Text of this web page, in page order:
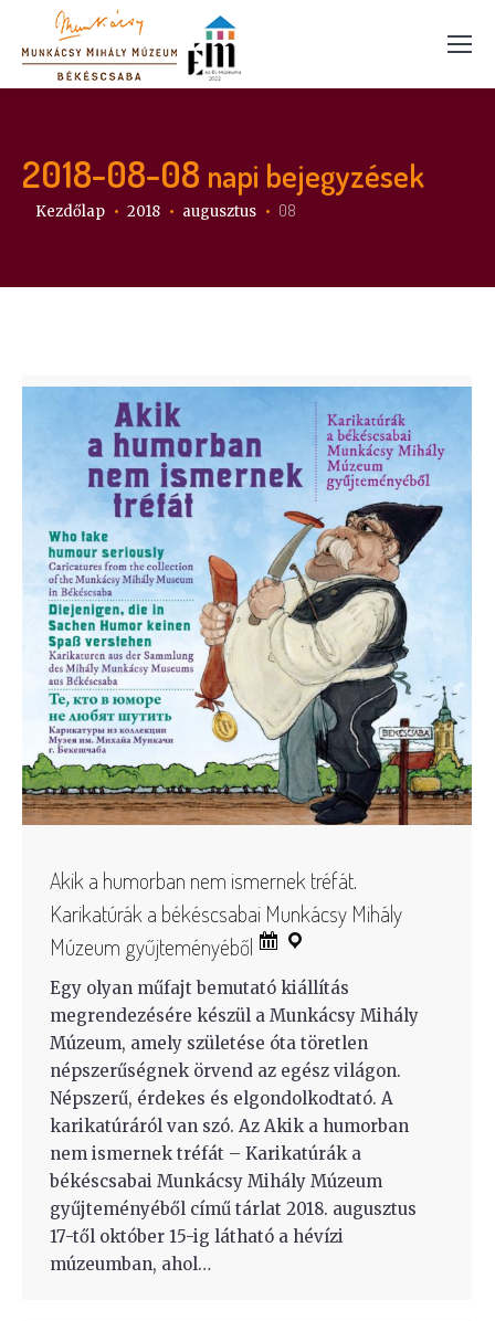
2018-08-08 napi bejegyzések
Itt vagy:
Kezdőlap 2018 augusztus 08
Akik a humorban nem ismernek tréfát.
Karikatúrák a békéscsabai Munkácsy Mihály
Múzeum gyűjteményéből
Egy olyan műfajt bemutató kiállítás
megrendezésére készül a Munkácsy Mihály
Múzeum, amely születése óta töretlen
népszerűségnek örvend az egész világon.
Népszerű, érdekes és elgondolkodtató. A
karikatúráról van szó. Az Akik a humorban
nem ismernek tréfát – Karikatúrák a
békéscsabai Munkácsy Mihály Múzeum
gyűjteményéből című tárlat 2018. augusztus
17-től október 15-ig látható a hévízi
múzeumban, ahol…